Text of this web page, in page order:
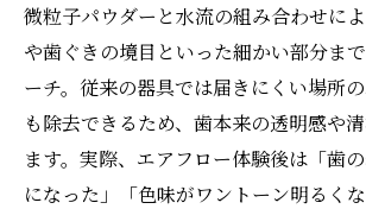
術
歯を傷つけないエアフローの
解説
歯科で選ばれる痛みの少ない
徴
微粒子パウダーと水流の組み合わせに
や歯ぐきの境目といった細かい部分ま
ーチ。従来の器具では届きにくい場所
も除去できるため、歯本来の透明感や
ます。実際、エアフロー体験後は「歯
になった」「色味がワントーン明るく